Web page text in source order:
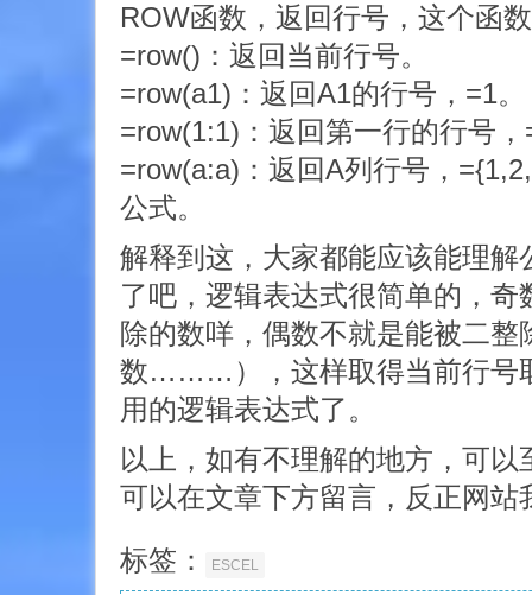
ROW函数，返回行号，这个函
=row()：返回当前行号。
=row(a1)：返回A1的行号，=1。
=row(1:1)：返回第一行的行号，
=row(a:a)：返回A列行号，
公式。
解释到这，大家都能应该能理解
了吧，逻辑表达式很简单的，
除的数咩，偶数不就是能被二整
数………），这样取得当前行号
用的逻辑表达式了。
以上，如有不理解的地方，可
可以在文章下方留言，反正网站
标签：
ESCEL